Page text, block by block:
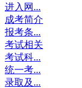
进入网...
成考简介
报考条...
考试相关
考试科...
统一考...
录取及...